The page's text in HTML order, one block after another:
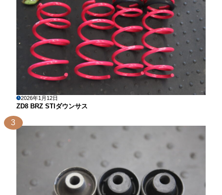
2026年1月12日
ZD8 BRZ STIダウンサス
3